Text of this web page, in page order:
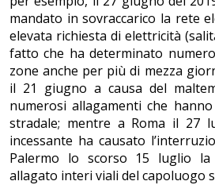
mandato in sovraccarico la rete
elevata richiesta di elettricità
fatto che ha determinato
zone anche per più di mezza
il 21 giugno a causa del
numerosi allagamenti che
stradale; mentre a Roma il 27
incessante ha causato
Palermo lo scorso 15 luglio
allagato interi viali del capoluogo